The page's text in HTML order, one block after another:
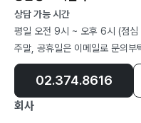
56. 가게는 안정적으로
57. 서울로 치료하러 올
58. 서울에서 수술을 한
59. 진석이 서울서 경기
60. 여덟 명의 식구가 같
61. 부모와 자식에게 헌
상담 가능 시간
평일 오전 9시 ~ 오후 6시 (점심
주말, 공휴일은 이메일로 문의부
02.374.8616
회사